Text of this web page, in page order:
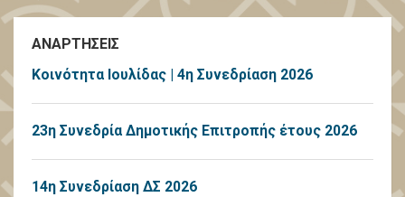
ΑΝΑΡΤΗΣΕΙΣ
Κοινότητα Ιουλίδας | 4η Συνεδρίαση 2026
23η Συνεδρία Δημοτικής Επιτροπής έτους 2026
14η Συνεδρίαση ΔΣ 2026